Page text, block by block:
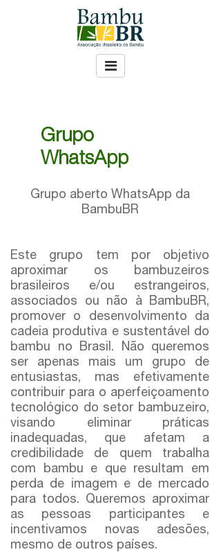
Grupo aberto WhatsApp da
BambuBR
Este grupo tem por objetivo
aproximar os bambuzeiros
brasileiros e/ou estrangeiros,
associados ou não à BambuBR,
promover o desenvolvimento da
cadeia produtiva e sustentável do
bambu no Brasil . Não queremos
ser apenas mais um grupo de
entusiastas, mas efetivamente
contribuir para o aperfeiçoamento
tecnológico do setor bambuzeiro,
visando eliminar práticas
inadequadas, que afetam a
credibilidade de quem trabalha
com bambu e que resultam em
perda de imagem e de mercado
para todos. Queremos aproximar
as pessoas participantes e
incentivamos novas adesões,
mesmo de outros países.
Grupo
WhatsApp